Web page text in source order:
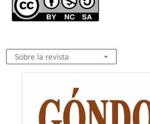
Sobre la revista